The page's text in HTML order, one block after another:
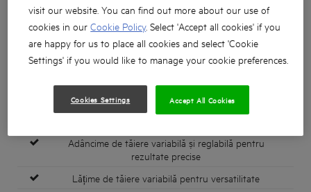
Motor puternic de 1500 wați
Elemente electronice cu protecție la suprasolicitarea
Adâncime de tăiere variabilă și reglabilă pentru
rezultate precise
Lățime de tăiere variabilă pentru versatilitate
visit our website. You can find out more about our use of
cookies in ourCookie Policy. Select 'Accept all cookies' if you
are happy for us to place all cookies and select 'Cookie
Settings' if you would like to manage your cookie preferences.
Cookies Settings Accept All Cookies